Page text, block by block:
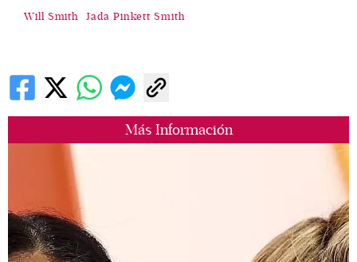
Más Información
Will Smith Jada Pinkett Smith